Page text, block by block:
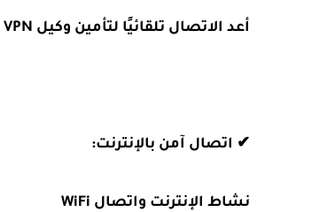
أعد الاتصال تلقائيًا لتأمين وكيل VPN عند التبديل من البيانات إلى Wi-Fi والبقاء على الإنترنت باستمرار.
✔ اتصال آمن بالإنترنت:
نشاط الإنترنت واتصال WiFi